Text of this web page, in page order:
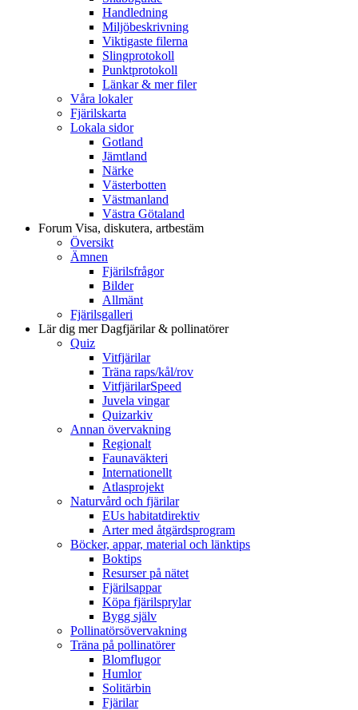
Handledning
Miljöbeskrivning
Viktigaste filerna
Slingprotokoll
Punktprotokoll
Länkar & mer filer
Våra lokaler
Fjärilskarta
Lokala sidor
Gotland
Jämtland
Närke
Västerbotten
Västmanland
Västra Götaland
Forum Visa, diskutera, artbestäm
Översikt
Ämnen
Fjärilsfrågor
Bilder
Allmänt
Fjärilsgalleri
Lär dig merDagfjärilar & pollinatörer
Quiz
Vitfjärilar
Träna raps/kål/rov
VitfjärilarSpeed
Juvela vingar
Quizarkiv
Annan övervakning
Regionalt
Faunaväkteri
Internationellt
Atlasprojekt
Naturvård och fjärilar
EUs habitatdirektiv
Arter med åtgärdsprogram
Böcker, appar, material och länktips
Boktips
Resurser på nätet
Fjärilsappar
Köpa fjärilsprylar
Bygg själv
Pollinatörsövervakning
Träna på pollinatörer
Blomflugor
Humlor
Solitärbin
Fjärilar